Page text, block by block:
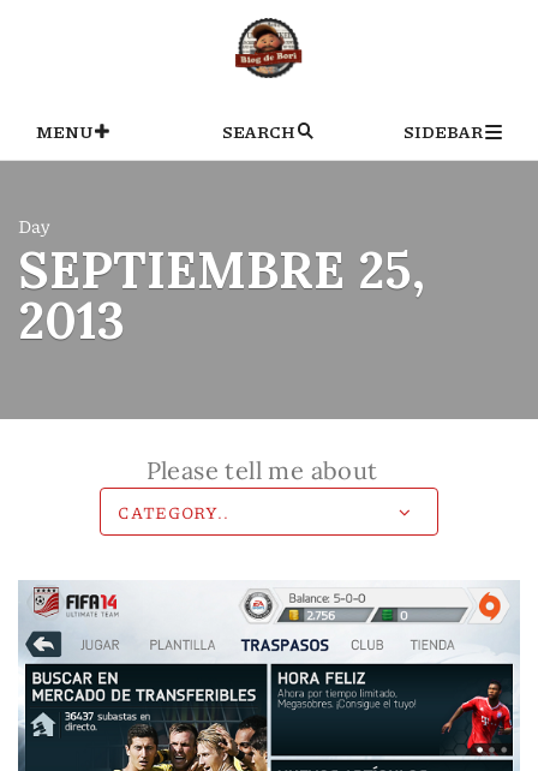
MENU SEARCH SIDEBAR
Day
SEPTIEMBRE 25,
2013
Please tell me about